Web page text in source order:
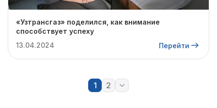
«Узтрансгаз» поделился, как внимание
способствует успеху
13.04.2024
Перейти
1 2